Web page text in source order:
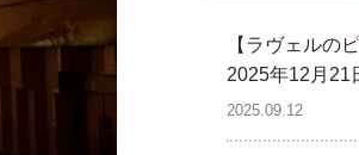
【ラヴェルの
2025年12月21
2025.09.12